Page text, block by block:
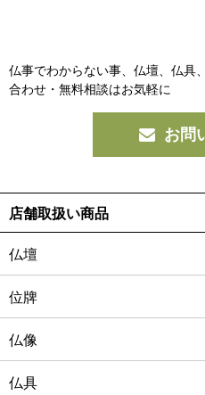
仏事でわからない事、仏壇、仏具
合わせ・無料相談はお気軽に
お問
店舗取扱い商品
仏壇
位牌
仏像
仏具